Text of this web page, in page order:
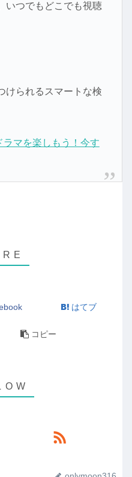
いつでもどこでも視聴
けられるスマートな検
マを楽しもう！今す
はてブ
コピー